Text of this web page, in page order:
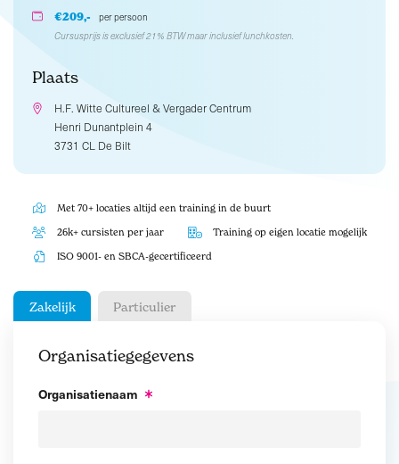
€209,-
per persoon
Cursusprijs is exclusief 21% BTW maar inclusief lunchkosten.
Plaats
H.F. Witte Cultureel & Vergader Centrum
Henri Dunantplein 4
3731 CL De Bilt
Met 70+ locaties altijd een training in de buurt
26k+ cursisten per jaar Training op eigen locatie mogelijk
ISO 9001- en SBCA-gecertificeerd
Zakelijk Particulier
Organisatiegegevens
Organisatienaam